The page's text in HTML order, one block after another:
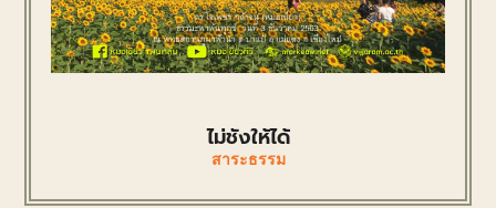
ไม่ชังให้ได้
สาระธรรม